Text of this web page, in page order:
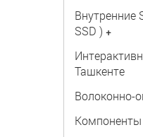
Внутренние
SSD ) +
Ташкенте
Волоконно-